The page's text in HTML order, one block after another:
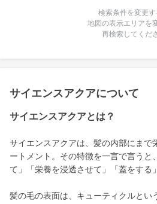
検索条件を変更
地図の表示エリアを
再検索してくだ
サイエンスアクアについて
サイエンスアクアとは？
サイエンスアクアは、髪の内部にまで
ートメント。その特徴を一言で言うと
て」「栄養を浸透させて」「蓋をする
髪の毛の表面は、キューティクルとい